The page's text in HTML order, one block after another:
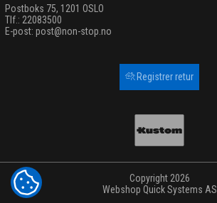
Postboks 75, 1201 OSLO
Tlf.: 22083500
E-post: post@non-stop.no
Registrer retur
Copyright 2026
Webshop Quick Systems AS
COOKIE-INNSTILLINGER